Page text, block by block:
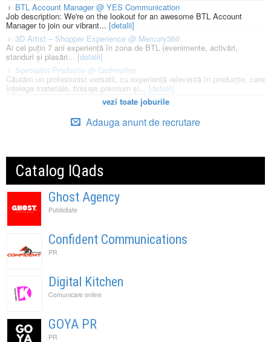
BTL Account Manager @ YES Communication
Job description: We're on the lookout for an awesome BTL Account
Manager to join our vibrant... [detalii]
3D Artist – Shopper Experience @ Mercury360
Ai cel puțin 7 ani experiență în zona de BTL (evenimente, activări,
standuri și plasări...[detalii]
Specialist Productie @ Godmother
Căutăm un profesionist versatil, cu experiență relevantă în producție, care
înțelege materiale, finisaje premium și... [detalii]
vezi toate joburile
Adauga anunt de recrutare
Catalog IQads
Ghost Agency
Publicitate
Confident Communications
PR
Digital Kitchen
Comunicare online
GOYA PR
PR